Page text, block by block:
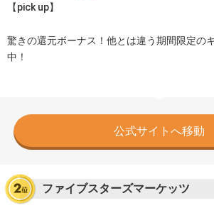
【pick up】
驚きの還元ボーナス！他とは違う期間限定の
中！
公式サイトへ移動
ファイブスターズマーケッツ